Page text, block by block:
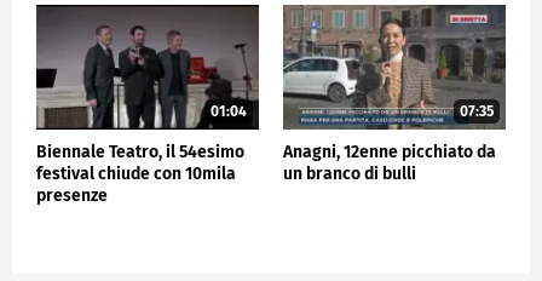
Claudio Maria Micheli.
CULTURA
01:04
Biennale Teatro, il 54esimo
festival chiude con 10mila
presenze
07:35
Anagni, 12enne picchiato da
un branco di bulli